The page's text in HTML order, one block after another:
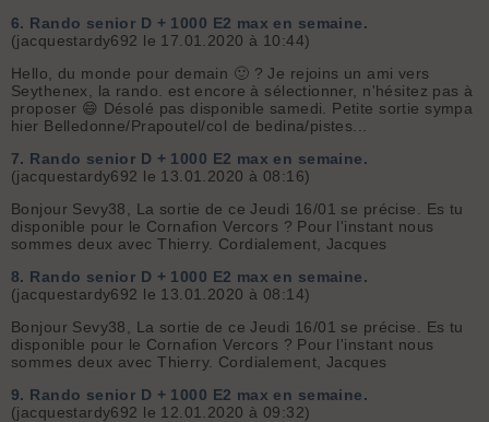
6. Rando senior D + 1000 E2 max en semaine.
(jacquestardy692 le 17.01.2020 à 10:44)
Hello, du monde pour demain 🙂 ? Je rejoins un ami vers
Seythenex, la rando. est encore à sélectionner, n'hésitez pas à
proposer 😄 Désolé pas disponible samedi. Petite sortie sympa
hier Belledonne/Prapoutel/col de bedina/pistes...
7. Rando senior D + 1000 E2 max en semaine.
(jacquestardy692 le 13.01.2020 à 08:16)
Bonjour Sevy38, La sortie de ce Jeudi 16/01 se précise. Es tu
disponible pour le Cornafion Vercors ? Pour l'instant nous
sommes deux avec Thierry. Cordialement, Jacques
8. Rando senior D + 1000 E2 max en semaine.
(jacquestardy692 le 13.01.2020 à 08:14)
Bonjour Sevy38, La sortie de ce Jeudi 16/01 se précise. Es tu
disponible pour le Cornafion Vercors ? Pour l'instant nous
sommes deux avec Thierry. Cordialement, Jacques
9. Rando senior D + 1000 E2 max en semaine.
(jacquestardy692 le 12.01.2020 à 09:32)